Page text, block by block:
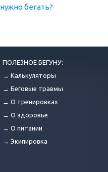
нужно бегать?
ПОЛЕЗНОЕ БЕГУНУ:
→ Калькуляторы
→ Беговые травмы
→ О тренировках
→ О здоровье
→ О питании
→ Экипировка